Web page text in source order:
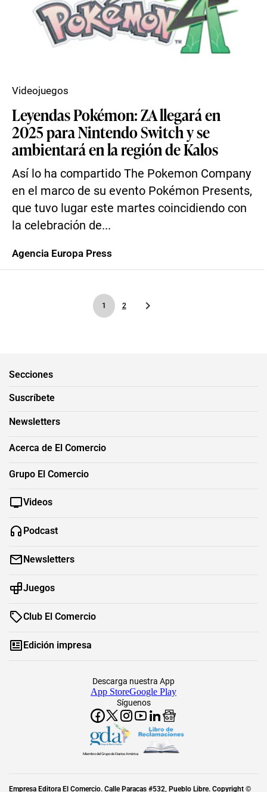
Leyendas Pokémon: ZA llegará en
2025 para Nintendo Switch y se
ambientará en la región de Kalos
Así lo ha compartido The Pokemon Company
en el marco de su evento Pokémon Presents,
que tuvo lugar este martes coincidiendo con
la celebración de...
Videojuegos
Agencia Europa Press
1 2
Secciones
Suscríbete
Newsletters
Acerca de El Comercio
Grupo El Comercio
Videos
Podcast
Newsletters
Juegos
Club El Comercio
Edición impresa
Síguenos
Descarga nuestra App
App StoreGoogle Play
Miembro del Grupo de Diarios América
Empresa Editora El Comercio. Calle Paracas #532, Pueblo Libre. Copyright ©